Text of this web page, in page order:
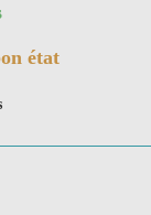
état